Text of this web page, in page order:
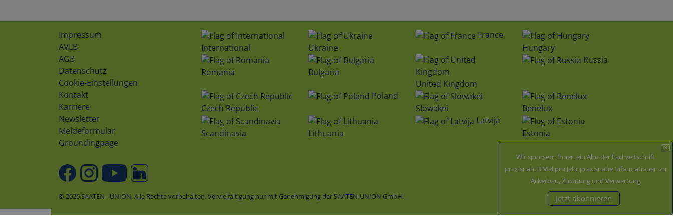
Wir sponsern Ihnen ein Abo der Fachzeitschrift
praxisnah: 3 Mal pro Jahr praxisnahe Informationen zu
Ackerbau, Züchtung und Verwertung
Jetzt abonnieren
Impressum
AVLB
AGB
Datenschutz
Cookie-Einstellungen
Kontakt
Karriere
Newsletter
Meldeformular
Groundingpage
International Ukraine
France
Hungary
Romania
Bulgaria
United Kingdom
Russia
Czech Republic
Poland
Slowakei
Benelux
Scandinavia Lithuania
Latvija
Estonia
© 2026 SAATEN - UNION. Alle Rechte vorbehalten. Vervielfältigung nur mit Genehmigung der SAATEN-UNION GmbH.
Zertifiziert durch